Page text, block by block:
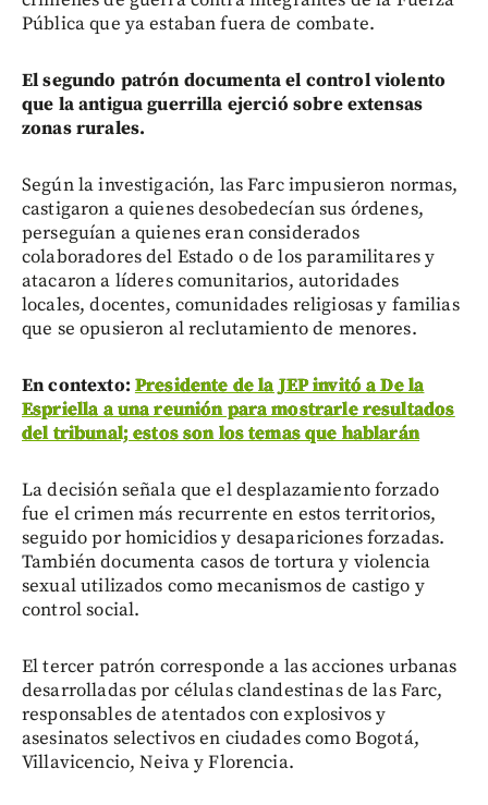
Pública que ya estaban fuera de combate.
El segundo patrón documenta el control violento
que la antigua guerrilla ejerció sobre extensas
zonas rurales.
Según la investigación, las Farc impusieron normas,
castigaron a quienes desobedecían sus órdenes,
perseguían a quienes eran considerados
colaboradores del Estado o de los paramilitares y
atacaron a líderes comunitarios, autoridades
locales, docentes, comunidades religiosas y familias
que se opusieron al reclutamiento de menores.
En contexto: Presidente de la JEP invitó a De la
Espriella a una reunión para mostrarle resultados
del tribunal; estos son los temas que hablarán
La decisión señala que el desplazamiento forzado
fue el crimen más recurrente en estos territorios,
seguido por homicidios y desapariciones forzadas.
También documenta casos de tortura y violencia
sexual utilizados como mecanismos de castigo y
control social.
El tercer patrón corresponde a las acciones urbanas
desarrolladas por células clandestinas de las Farc,
responsables de atentados con explosivos y
asesinatos selectivos en ciudades como Bogotá,
Villavicencio, Neiva y Florencia.